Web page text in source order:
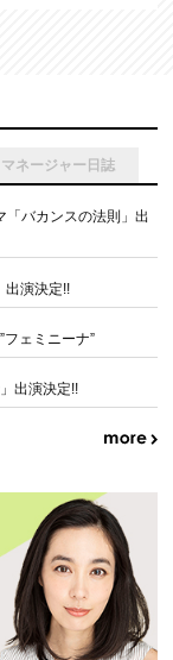
マネージャー日誌
「バカンスの法則」出
出演決定!!
フェミニーナ”
出演決定!!